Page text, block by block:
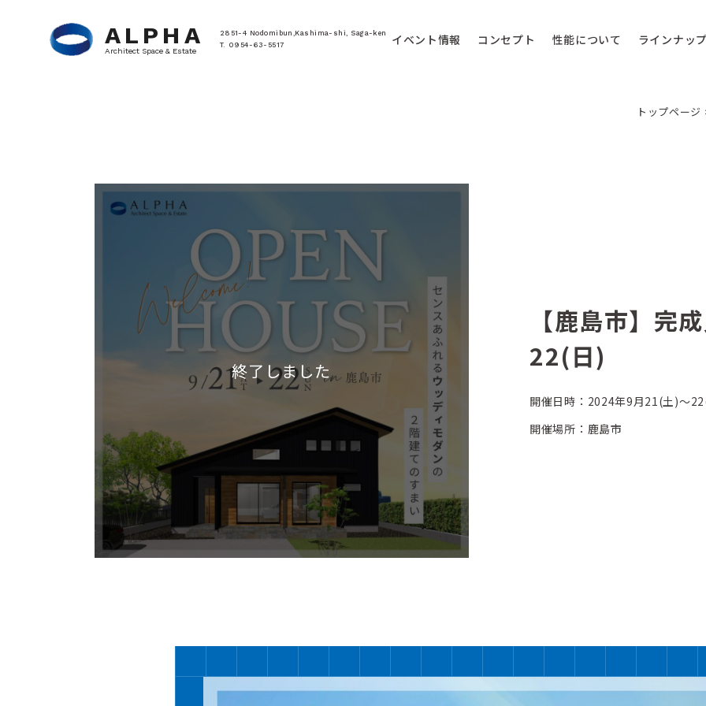
ALPHA
Architect Space & Estate
2851-4 Nodomibun,Kashima-shi, Saga-ken
T. 0954-63-5517
イベント情報 コンセプト 性能について ラインナッ
トップページ
終了しました
【鹿島市】完
22(日)
開催日時：2024年9月21(土)〜
開催場所：鹿島市